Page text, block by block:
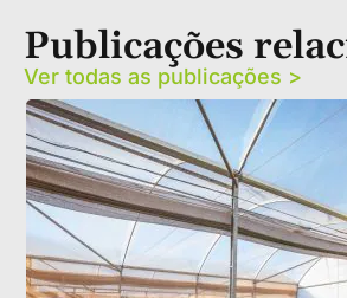
Publicações
Ver todas as publicações >